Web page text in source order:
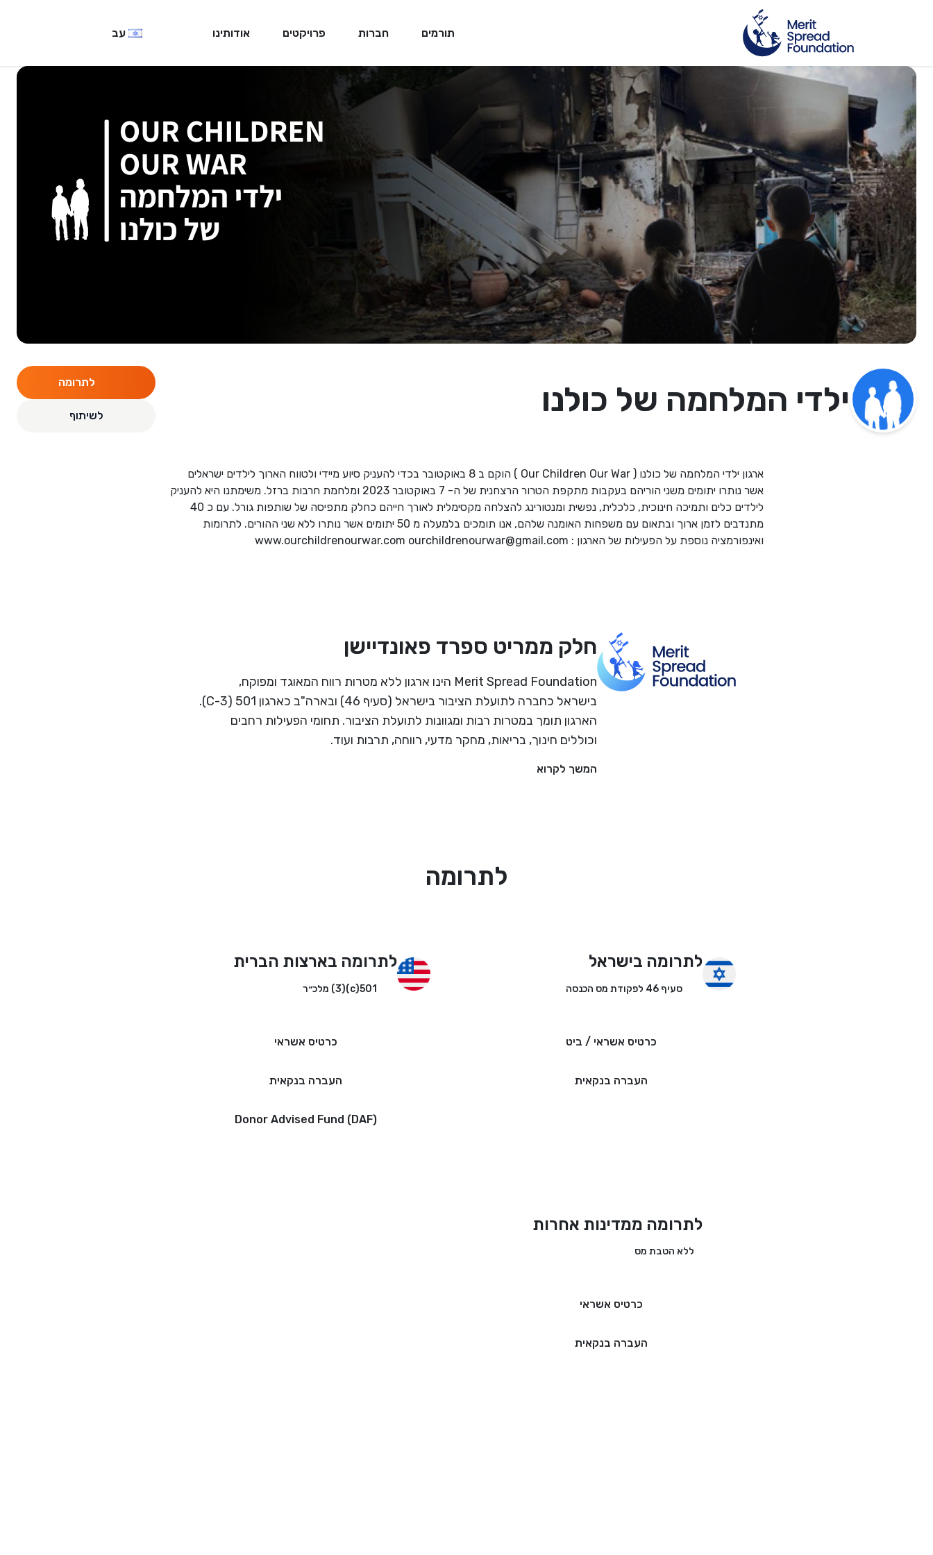
תורמים חברות פרויקטים אודותינו עב
ילדי המלחמה של כולנו לתרומה
לשיתוף
ארגון ילדי המלחמה של כולנו ( Our Children Our War ) הוקם ב 8 באוקטובר בכדי להעניק סיוע מיידי ולטווח הארוך לילדים ישראלים
אשר נותרו יתומים משני הוריהם בעקבות מתקפת הטרור הרצחנית של ה- 7 באוקטובר 2023 ומלחמת חרבות ברזל. משימתנו היא להעניק
לילדים כלים ותמיכה חינוכית, כלכלית, נפשית ומנטורינג להצלחה מקסימלית לאורך חייהם כחלק מתפיסה של שותפות גורל. עם כ 40
מתנדבים לזמן ארוך ובתאום עם משפחות האומנה שלהם, אנו תומכים בלמעלה מ 50 יתומים אשר נותרו ללא שני ההורים. לתרומות
ואינפורמציה נוספת על הפעילות של הארגון : www.ourchildrenourwar.com ourchildrenourwar@gmail.com
חלק ממריט ספרד פאונדיישן
Merit Spread Foundation הינו ארגון ללא מטרות רווח המאוגד ומפוקח,
בישראל כחברה לתועלת הציבור בישראל (סעיף 46) ובארה"ב כארגון 501 (C-3).
הארגון תומך במטרות רבות ומגוונות לתועלת הציבור. תחומי הפעילות רחבים
וכוללים חינוך, בריאות, מחקר מדעי, רווחה, תרבות ועוד.
המשך לקרוא
לתרומה
לתרומה בישראל
סעיף 46 לפקודת מס הכנסה
כרטיס אשראי / ביט
העברה בנקאית
לתרומה בארצות הברית
501(c)(3) מלכ״ר
כרטיס אשראי
העברה בנקאית
Donor Advised Fund (DAF)
לתרומה ממדינות אחרות
ללא הטבת מס
כרטיס אשראי
העברה בנקאית